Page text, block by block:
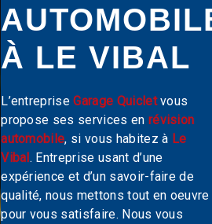
À LE VIBAL
L’entrepriseGarage Quicletvous
propose ses services en révision
automobile, si vous habitez à Le
Vibal. Entreprise usant d’une
expérience et d’un savoir-faire de
qualité, nous mettons tout en oeuvre
pour vous satisfaire. Nous vous